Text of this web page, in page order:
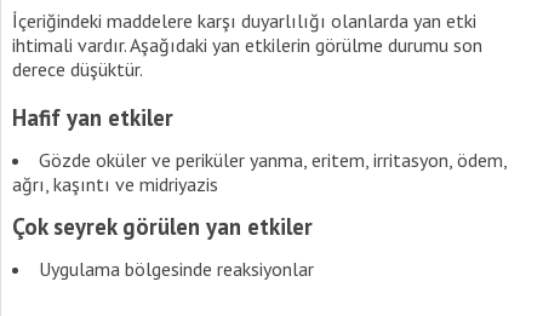
İçeriğindeki maddelere karşı duyarlılığı olanlarda yan etki
ihtimali vardır. Aşağıdaki yan etkilerin görülme durumu son
derece düşüktür.
Hafif yan etkiler
Gözde oküler ve periküler yanma, eritem, irritasyon, ödem,
ağrı, kaşıntı ve midriyazis
Çok seyrek görülen yan etkiler
Uygulama bölgesinde reaksiyonlar